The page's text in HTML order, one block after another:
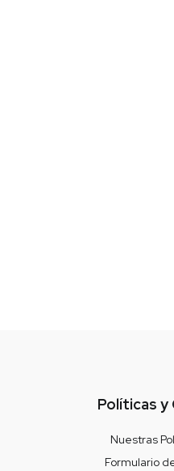
Políticas
Nuestras
Formulario